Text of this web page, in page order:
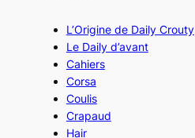
L’Origine de Daily Crouty
Le Daily d’avant
Cahiers
Corsa
Coulis
Crapaud
Hair